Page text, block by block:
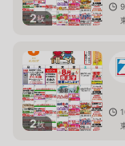
2枚
2枚